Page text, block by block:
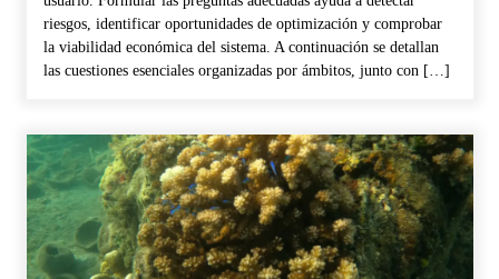
riesgos, identificar oportunidades de optimización y comprobar
la viabilidad económica del sistema. A continuación se detallan
las cuestiones esenciales organizadas por ámbitos, junto con […]